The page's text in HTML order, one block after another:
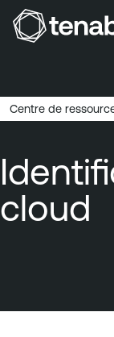
Aller au bas de la
Centre de
cloud